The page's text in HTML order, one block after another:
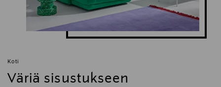
Koti
Väriä sisustukseen